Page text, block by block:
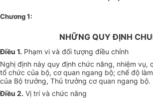
Chương 1:
NHỮNG QUY ĐỊNH
Điều 1. Phạm vi và đối tượng điều chỉnh
Nghị định này quy định chức năng, nhiệm vụ,
tổ chức của bộ, cơ quan ngang bộ; chế độ
của Bộ trưởng, Thủ trưởng cơ quan ngang bộ.
Điều 2. Vị trí và chức năng